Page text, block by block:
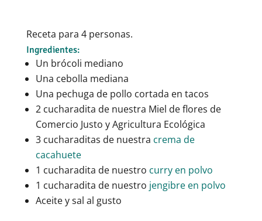
Receta para 4 personas.
Ingredientes:
Un brócoli mediano
Una cebolla mediana
Una pechuga de pollo cortada en tacos
2 cucharadita de nuestra Miel de flores de
Comercio Justo y Agricultura Ecológica
3 cucharaditas de nuestra crema de
cacahuete
1 cucharadita de nuestro curry en polvo
1 cucharadita de nuestro jengibre en polvo
Aceite y sal al gusto